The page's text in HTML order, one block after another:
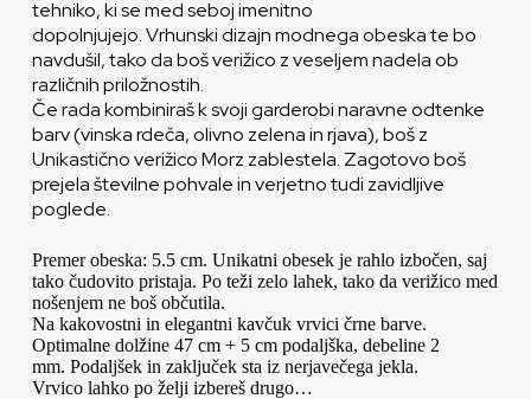
tehniko, ki se med seboj imenitno
dopolnjujejo. Vrhunski dizajn modnega obeska te bo
navdušil, tako da boš verižico z veseljem nadela ob
različnih priložnostih.
Če rada kombiniraš k svoji garderobi naravne odtenke
barv (vinska rdeča, olivno zelena in rjava), boš z
Unikastično verižico Morz zablestela. Zagotovo boš
prejela številne pohvale in verjetno tudi zavidljive
poglede.
Premer obeska: 5.5 cm. Unikatni obesek je rahlo izbočen, saj
tako čudovito pristaja. Po teži zelo lahek, tako da verižico med
nošenjem ne boš občutila.
Na kakovostni in elegantni kavčuk vrvici črne barve.
Optimalne dolžine 47 cm + 5 cm podaljška, debeline 2
mm. Podaljšek in zaključek sta iz nerjavečega jekla.
Vrvico lahko po želji izbereš drugo…